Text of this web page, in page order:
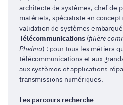
architecte de systèmes, chef de
matériels, spécialiste en
validation de systèmes
Télécommunications (filière
Phelma) : pour tous les métiers
télécommunications et aux
aux systèmes et applications
transmissions numériques.
Les parcours recherche